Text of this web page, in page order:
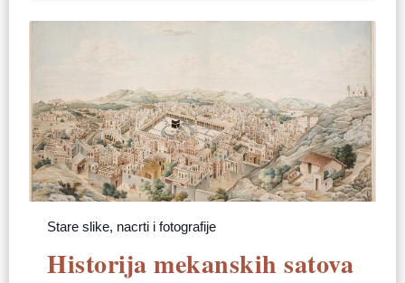
Stare slike, nacrti i fotografije
Historija mekanskih satova